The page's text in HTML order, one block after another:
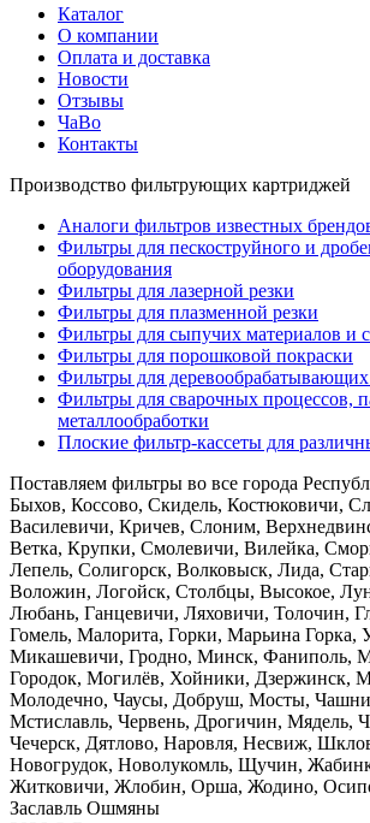
Каталог
О компании
Оплата и доставка
Новости
Отзывы
ЧаВо
Контакты
Производство фильтрующих картриджей
Аналоги фильтров известных
Фильтры для пескоструйного и
оборудования
Фильтры для лазерной резки
Фильтры для плазменной резки
Фильтры для сыпучих материалов и
Фильтры для порошковой покраски
Фильтры для
Фильтры для сварочных процессов,
металлообработки
Плоские фильтр-кассеты для
Поставляем фильтры во все города
Быхов, Коссово, Скидель, Костюковичи,
Василевичи, Кричев, Слоним,
Ветка, Крупки, Смолевичи, Вилейка,
Лепель, Солигорск, Волковыск, Лида,
Воложин, Логойск, Столбцы, Высокое,
Любань, Ганцевичи, Ляховичи, Толочин,
Гомель, Малорита, Горки, Марьина Горка,
Микашевичи, Гродно, Минск, Фаниполь,
Городок, Могилёв, Хойники, Дзержинск,
Молодечно, Чаусы, Добруш, Мосты,
Мстиславль, Червень, Дрогичин, Мядель,
Чечерск, Дятлово, Наровля, Несвиж,
Новогрудок, Новолукомль, Щучин,
Житковичи, Жлобин, Орша, Жодино,
Заславль Ошмяны